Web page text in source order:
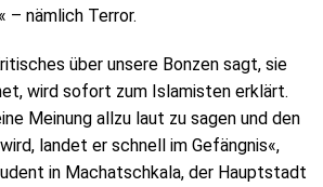
– nämlich Terror.
über unsere Bonzen sagt, sie
wird sofort zum Islamisten erklärt.
Meinung allzu laut zu sagen und den
landet er schnell im Gefängnis«,
in Machatschkala, der Hauptstadt